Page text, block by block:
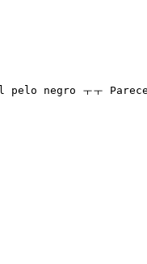
pelo negro ㅜㅜ